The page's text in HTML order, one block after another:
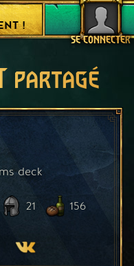
SE CONNECTER
!
partagé
deck
21 156